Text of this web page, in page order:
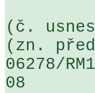
(č.
(zn.
06278/
08